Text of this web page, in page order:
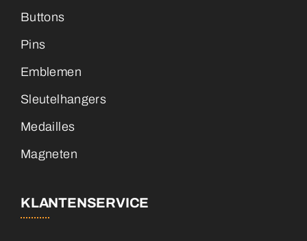
Buttons
Pins
Emblemen
Sleutelhangers
Medailles
Magneten
KLANTENSERVICE